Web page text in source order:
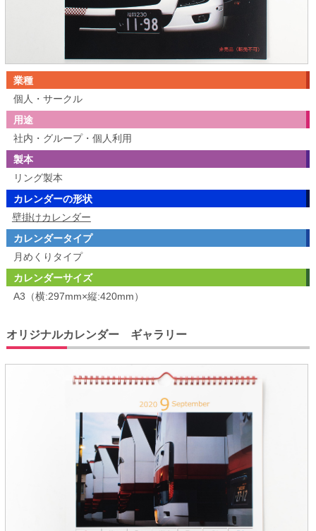
業種
個人・サークル
用途
社内・グループ・個人利用
製本
リング製本
カレンダーの形状
壁掛けカレンダー
カレンダータイプ
月めくりタイプ
カレンダーサイズ
A3（横:297mm×縦:420mm）
オリジナルカレンダー ギャラリー